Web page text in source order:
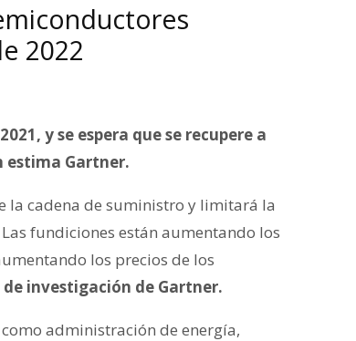
2022
y se espera que se recupere a
estima Gartner.
la cadena de suministro y limitará la
fundiciones están aumentando los
los precios de los
investigación de Gartner.
administración de energía,